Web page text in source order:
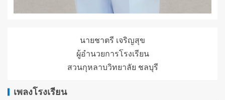
นายชาตรี เจริญสุข
ผู้อำนวยการโรงเรียน
สวนกุหลาบวิทยาลัย ชลบุรี
เพลงโรงเรียน